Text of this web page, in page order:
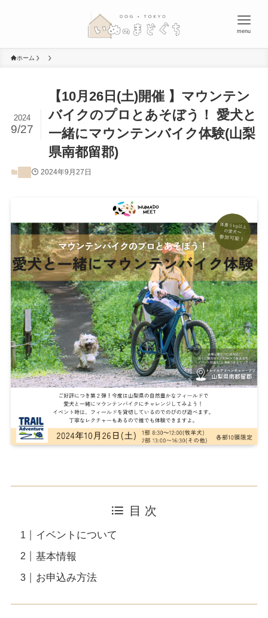
menu
ホーム
【10月26日(土)開催 】マウンテン
バイクのプロとあそぼう！ 愛犬と
一緒にマウンテンバイク体験(山梨
県南都留郡)
2024
9/27
2024年9月27日
目 次
イベントについて
基本情報
お申込み方法